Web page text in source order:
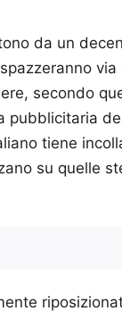
da un
via
secondo
pubblicitaria
tiene
su quelle